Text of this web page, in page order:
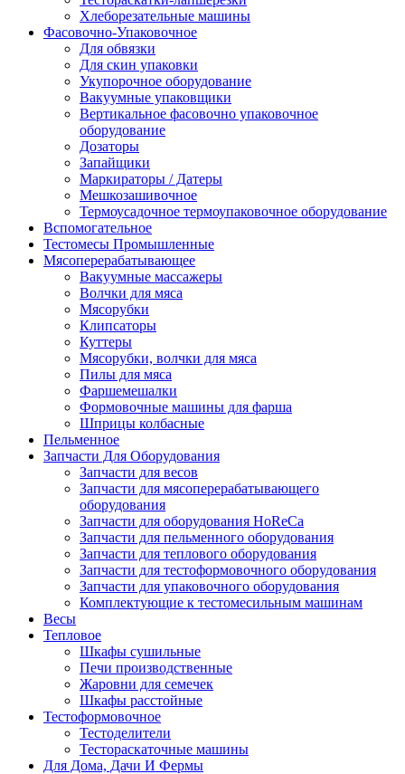
Хлеборезательные машины
Фасовочно-Упаковочное
Для обвязки
Для скин упаковки
Укупорочное оборудование
Вакуумные упаковщики
Вертикальное фасовочно упаковочное
оборудование
Дозаторы
Запайщики
Маркираторы / Датеры
Мешкозашивочное
Термоусадочное термоупаковочное оборудование
Вспомогательное
Тестомесы Промышленные
Мясоперерабатывающее
Вакуумные массажеры
Волчки для мяса
Мясорубки
Клипсаторы
Куттеры
Мясорубки, волчки для мяса
Пилы для мяса
Фаршемешалки
Формовочные машины для фарша
Шприцы колбасные
Пельменное
Запчасти Для Оборудования
Запчасти для весов
Запчасти для мясоперерабатывающего
оборудования
Запчасти для оборудования HoReCa
Запчасти для пельменного оборудования
Запчасти для теплового оборудования
Запчасти для тестоформовочного оборудования
Запчасти для упаковочного оборудования
Комплектующие к тестомесильным машинам
Весы
Тепловое
Шкафы сушильные
Печи производственные
Жаровни для семечек
Шкафы расстойные
Тестоформовочное
Тестоделители
Тестораскаточные машины
Для Дома, Дачи И Фермы